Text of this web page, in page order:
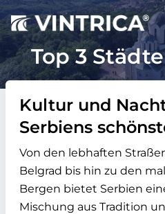
Top 3
Kultur und
Serbiens
Von den lebhaften
Belgrad bis hin zu den
Bergen bietet Serbien
Mischung aus Tradition